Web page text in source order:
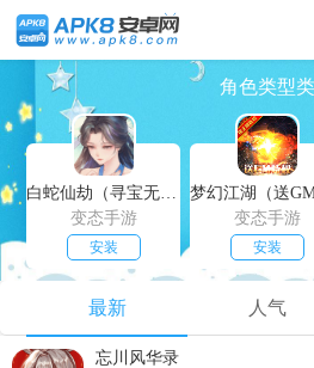
角色类型类
白蛇仙劫（寻宝无限真充）
变态手游
安装
变态手游
安装
最新 人气
忘川风华录